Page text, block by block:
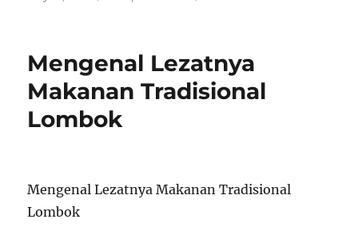
Mengenal Lezatnya
Makanan Tradisional
Lombok
Mengenal Lezatnya Makanan Tradisional
Lombok